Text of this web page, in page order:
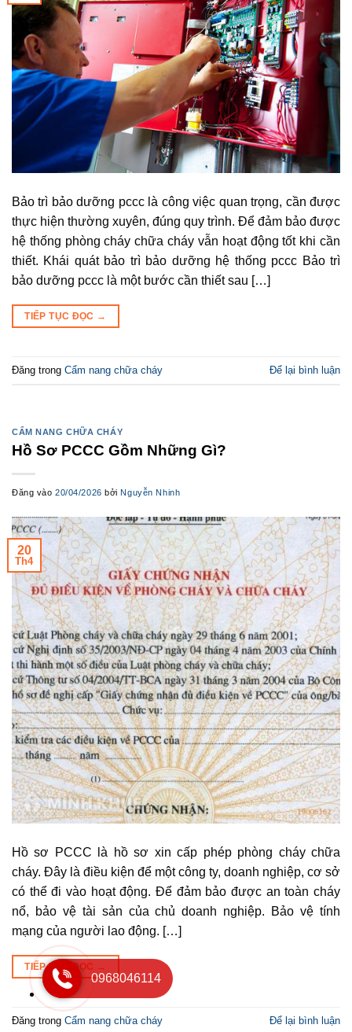
Bảo trì bảo dưỡng pccc là công việc quan trọng, cần được
thực hiện thường xuyên, đúng quy trình. Để đảm bảo được
hệ thống phòng cháy chữa cháy vẫn hoạt động tốt khi cần
thiết. Khái quát bảo trì bảo dưỡng hệ thống pccc Bảo trì
bảo dưỡng pccc là một bước cần thiết sau […]
TIẾP TỤC ĐỌC →
Đăng trong Cẩm nang chữa cháy Để lại bình luận
CẨM NANG CHỮA CHÁY
Hồ Sơ PCCC Gồm Những Gì?
Đăng vào20/04/2026 bởiNguyễn Nhinh
20
Th4
Hồ sơ PCCC là hồ sơ xin cấp phép phòng cháy chữa
cháy. Đây là điều kiện để một công ty, doanh nghiệp, cơ sở
có thể đi vào hoạt động. Để đảm bảo được an toàn cháy
nổ, bảo vệ tài sản của chủ doanh nghiệp. Bảo vệ tính
mạng của người lao động. […]
TIẾP TỤC ĐỌC →
Đăng trong Cẩm nang chữa cháy Để lại bình luận
0968046114